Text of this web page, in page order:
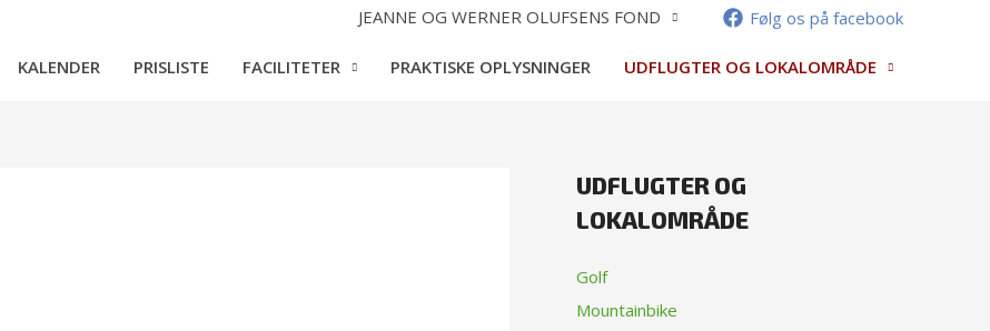
JEANNE OG WERNER OLUFSENS FOND Følg os på facebook
KALENDER PRISLISTE FACILITETER PRAKTISKE OPLYSNINGER UDFLUGTER OG LOKALOMRÅDE
UDFLUGTER OG
LOKALOMRÅDE
Golf
Mountainbike